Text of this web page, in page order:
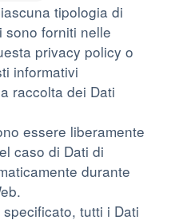
tipologia di
sono forniti nelle
privacy policy o
informativi
raccolta dei Dati
essere liberamente
caso di Dati di
durante
tutti i Dati